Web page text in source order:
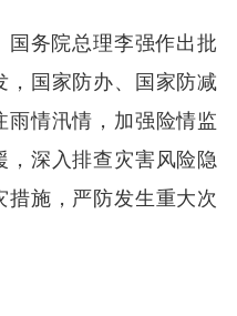
务院总理李强作出批
国家防办、国家防减
情汛情，加强险情监
深入排查灾害风险隐
施，严防发生重大次